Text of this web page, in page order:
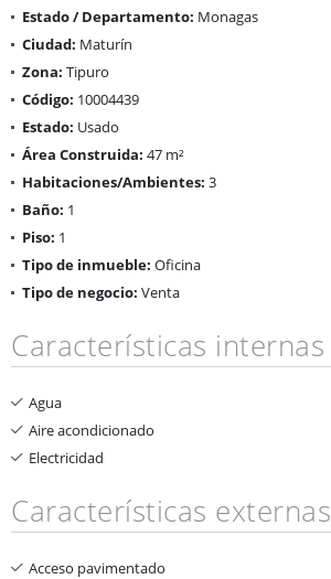
Estado / Departamento: Monagas
Ciudad: Maturín
Zona: Tipuro
Código: 10004439
Estado: Usado
Área Construida: 47 m²
Habitaciones/Ambientes: 3
Baño: 1
Piso: 1
Tipo de inmueble: Oficina
Tipo de negocio: Venta
Características internas
Agua
Aire acondicionado
Electricidad
Características externas
Acceso pavimentado